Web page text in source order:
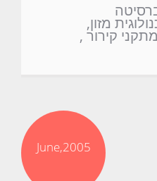
מזון,
קירור ,
June,2005